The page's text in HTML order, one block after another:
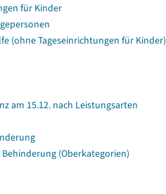
für Kinder
(ohne Tageseinrichtungen für Kinder)
am 15.12. nach Leistungsarten
(Oberkategorien)